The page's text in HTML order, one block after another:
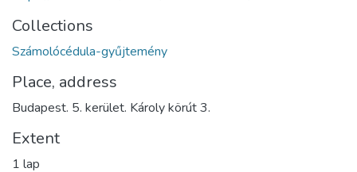
Collections
Számolócédula-gyűjtemény
Place, address
Budapest. 5. kerület. Károly körút 3.
Extent
1 lap